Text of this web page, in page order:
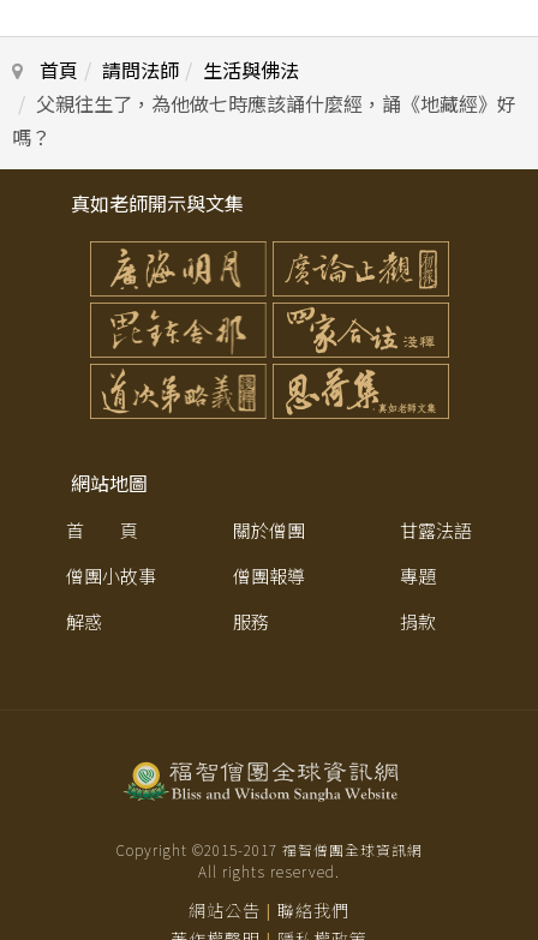
首頁 請問法師
生活與佛法
父親往生了，為他做七時應該誦什麼經，誦《地藏經》好
嗎？
真如老師開示與文集
網站地圖
首 頁 關於僧團
甘露法語
僧團小故事
僧團報導
專題
解惑
服務 捐款
Copyright ©2015-2017 福智僧團全球資訊網
All rights reserved.
網站公告 | 聯絡我們